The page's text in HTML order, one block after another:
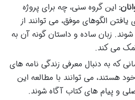
این گروه سنی، چه برای پروژه
الگوهای موفق، می توانند از
زبان ساده و داستان گونه آن به
می کند.
که به دنبال معرفی زندگی نامه های
هستند، می توانند با مطالعه این
و پیام های کتاب آگاه شوند.